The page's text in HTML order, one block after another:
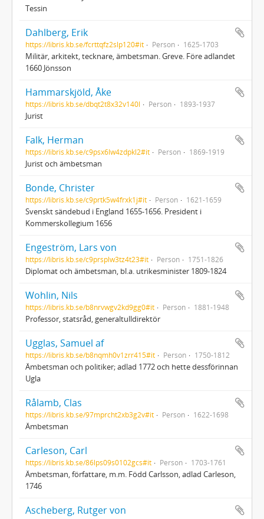
Tessin
Dahlberg, Erik
https://libris.kb.se/fcrttqfz2slp120#it Person 1625-1703
Militär, arkitekt, tecknare, ämbetsman. Greve. Före adlandet
1660 Jönsson
Hammarskjöld, Åke
https://libris.kb.se/dbqt2t8x32v140l Person 1893-1937
Jurist
Falk, Herman
https://libris.kb.se/c9psx6lw4zdpkl2#it Person 1869-1919
Jurist och ämbetsman
Bonde, Christer
https://libris.kb.se/c9prtk5w4frxk1j#it Person 1621-1659
Svenskt sändebud i England 1655-1656. President i
Kommerskollegium 1656
Engeström, Lars von
https://libris.kb.se/c9prsplw3tz4t23#it Person 1751-1826
Diplomat och ämbetsman, bl.a. utrikesminister 1809-1824
Wohlin, Nils
https://libris.kb.se/b8nrvwgv2kd9gg0#it Person 1881-1948
Professor, statsråd, generaltulldirektör
Ugglas, Samuel af
https://libris.kb.se/b8nqmh0v1zrr415#it Person 1750-1812
Ämbetsman och politiker; adlad 1772 och hette dessförinnan
Ugla
Rålamb, Clas
https://libris.kb.se/97mprcht2xb3g2v#it Person 1622-1698
Ämbetsman
Carleson, Carl
https://libris.kb.se/86lps09s0102gcs#it Person 1703-1761
Ämbetsman, författare, m.m. Född Carlsson, adlad Carleson,
1746
Ascheberg, Rutger von